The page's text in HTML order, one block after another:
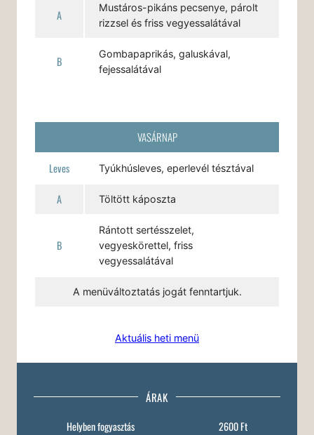
A
Mustáros-pikáns pecsenye, párolt
rizzsel és friss vegyessalátával
B
Gombapaprikás, galuskával,
fejessalátával
VASÁRNAP
Leves Tyúkhúsleves, eperlevél tésztával
A Töltött káposzta
B
Rántott sertésszelet,
vegyeskörettel, friss
vegyessalátával
A menüváltoztatás jogát fenntartjuk.
Aktuális heti menü
ÁRAK
Helyben fogyasztás 2600 Ft